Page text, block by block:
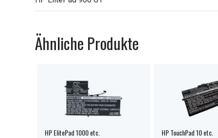
Ähnliche Produkte
HP ElitePad 1000 etc. HP TouchPad 10 etc.